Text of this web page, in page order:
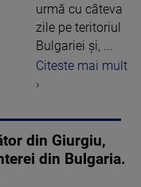
urmă cu câteva
zile pe teritoriul
Bulgariei şi, ...
Citeste mai mult
›
din Giurgiu,
din Bulgaria.